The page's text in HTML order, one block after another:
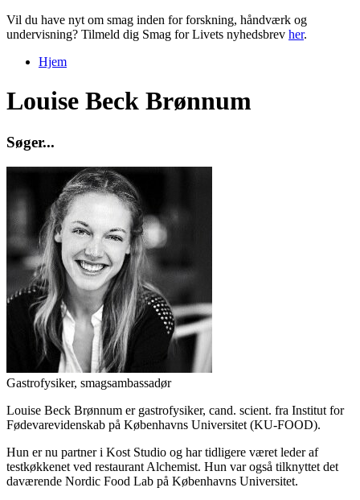
Vil du have nyt om smag inden for forskning, håndværk og
undervisning? Tilmeld dig Smag for Livets nyhedsbrev her.
Hjem
Louise Beck Brønnum
Søger...
Gastrofysiker, smagsambassadør
Louise Beck Brønnum er gastrofysiker, cand. scient. fra Institut for
Fødevarevidenskab på Københavns Universitet (KU-FOOD).
Hun er nu partner i Kost Studio og har tidligere været leder af
testkøkkenet ved restaurant Alchemist. Hun var også tilknyttet det
daværende Nordic Food Lab på Københavns Universitet.